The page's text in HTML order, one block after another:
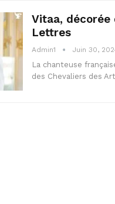
Vitaa, décorée
Lettres
Admin1 Juin 30,
La chanteuse
des Chevaliers des